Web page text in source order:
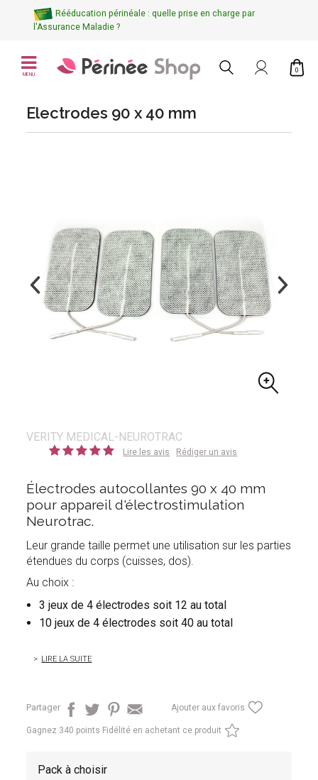
Rééducation périnéale : quelle prise en charge par
l'Assurance Maladie ?
MENU
0
Electrodes 90 x 40 mm
VERITY MEDICAL-NEUROTRAC
Lire les avis Rédiger un avis
Électrodes autocollantes 90 x 40 mm
pour appareil d'électrostimulation
Neurotrac.
Leur grande taille permet une utilisation sur les parties
étendues du corps (cuisses, dos).
Au choix :
3 jeux de 4 électrodes soit 12 au total
10 jeux de 4 électrodes soit 40 au total
LIRE LA SUITE
Partager Ajouter aux favoris
Gagnez 340 points Fidélité en achetant ce produit
Pack à choisir